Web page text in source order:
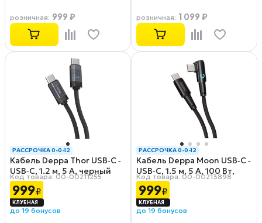
розничная: 999 ₽ розничная: 1 099 ₽
РАССРОЧКА 0-0-12
Кабель Deppa Thor USB‑C ‑
USB‑C, 1.2 м, 5 А, черный
Код товара: 00-00211255
999₽
до 19 бонусов
РАССРОЧКА 0-0-12
Кабель Deppa Moon USB‑C ‑
USB‑C, 1.5 м, 5 А, 100 Вт,
угловой, черный
Код товара: 00-00213898
999₽
до 19 бонусов